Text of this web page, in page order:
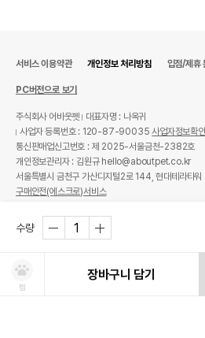
수량
찜
장바구니 담기
서비스 이용약관 개인정보 처리방침 입점/제휴
PC버전으로 보기
주식회사 어바웃펫
대표자명 : 나옥귀
사업자 등록번호 : 120-87-90035사업자정보확인
통신판매업신고번호 : 제 2025-서울금천-2382호
개인정보관리자 : 김원규 hello@aboutpet.co.kr
서울특별시 금천구 가산디지털2로 144, 현대테라타
구매안전(에스크로)서비스